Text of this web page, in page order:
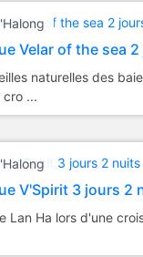
Velar of the sea
naturelles des
cro ...
V'Spirit 3 jours 2
Lan Ha lors d'une